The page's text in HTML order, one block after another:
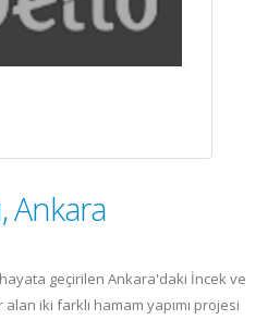
Ankara
geçirilen Ankara'daki İncek ve
iki farklı hamam yapımı projesi